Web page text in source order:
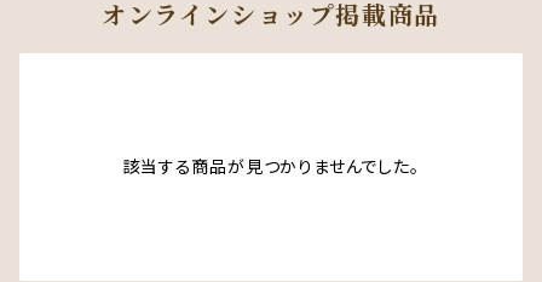
オンラインショップ掲載商品
該当する商品が見つかりませんでした。